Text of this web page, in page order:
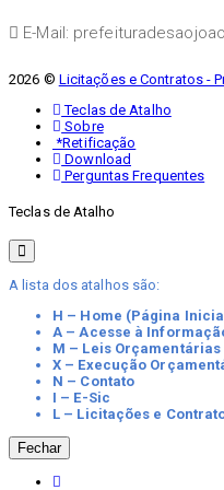
E-Mail:
2026 © Licitações e Contratos -
Teclas de Atalho
Sobre
*Retificação
Download
Perguntas Frequentes
Teclas de Atalho
A lista dos atalhos são:
H – Home (Página
A – Acesse à
M – Leis Orçamentárias
X – Execução
N – Contato
I – E-Sic
L – Licitações e
Fechar